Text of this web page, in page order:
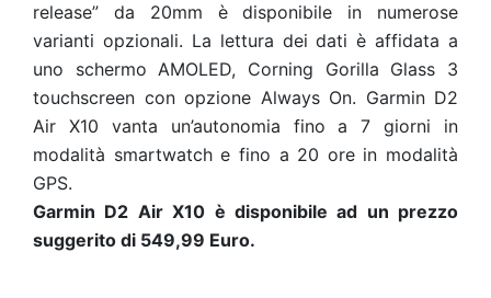
release” da 20mm è disponibile in numerose
varianti opzionali. La lettura dei dati è affidata a
uno schermo AMOLED, Corning Gorilla Glass 3
touchscreen con opzione Always On. Garmin D2
Air X10 vanta un’autonomia fino a 7 giorni in
modalità smartwatch e fino a 20 ore in modalità
GPS.
Garmin D2 Air X10 è disponibile ad un prezzo
suggerito di 549,99 Euro.